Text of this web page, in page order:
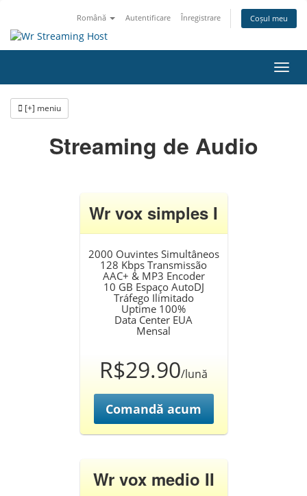
Română Autentificare Înregistrare Coșul meu
[+] meniu
Streaming de Audio
Wr vox simples I
2000 Ouvintes Simultâneos
128 Kbps Transmissão
AAC+ & MP3 Encoder
10 GB Espaço AutoDJ
Tráfego Ilimitado
Uptime 100%
Data Center EUA
Mensal
R$29.90/lună
Comandă acum
Wr vox medio II